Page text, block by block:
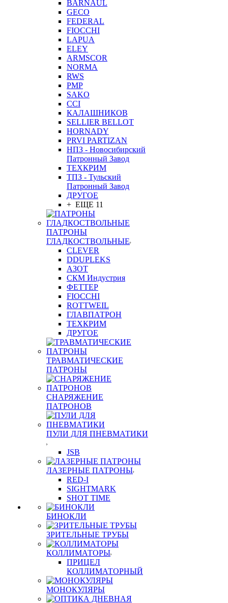
BARNAUL
GEСO
FEDERAL
FIOCCHI
LAPUA
ELEY
ARMSCOR
NORMA
RWS
PMP
SAKO
CCI
КАЛАШНИКОВ
SELLIER BELLOT
HORNADY
PRVI PARTIZAN
НПЗ - Новосибирский
Патронный Завод
ТЕХКРИМ
ТПЗ - Тульский
Патронный Завод
ДРУГОЕ
+ ЕЩЕ 11
ПАТРОНЫ
ГЛАДКОСТВОЛЬНЫЕ
CLEVER
DDUPLEKS
АЗОТ
СКМ Индустрия
ФЕТТЕР
FIOCCHI
ROTTWEIL
ГЛАВПАТРОН
ТЕХКРИМ
ДРУГОЕ
ТРАВМАТИЧЕСКИЕ
ПАТРОНЫ
СНАРЯЖЕНИЕ
ПАТРОНОВ
ПУЛИ ДЛЯ ПНЕВМАТИКИ
JSB
ЛАЗЕРНЫЕ ПАТРОНЫ
RED-I
SIGHTMARK
SHOT TIME
БИНОКЛИ
ЗРИТЕЛЬНЫЕ ТРУБЫ
КОЛЛИМАТОРЫ
ПРИЦЕЛ
КОЛЛИМАТОРНЫЙ
МОНОКУЛЯРЫ